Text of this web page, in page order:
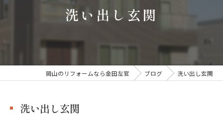
洗い出し玄関
岡山のリフォームなら金田左官 ブログ 洗い出し玄関
洗い出し玄関